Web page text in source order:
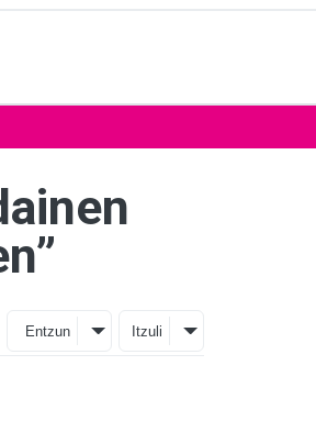
Entzun Itzuli